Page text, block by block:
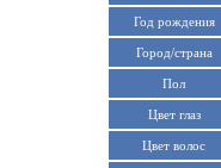
Год рождения
Город/страна
Пол
Цвет глаз
Цвет волос